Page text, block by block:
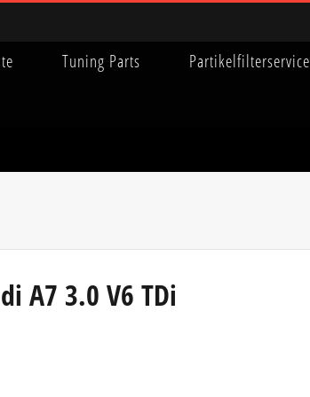
Tuning Parts Partikelfilterservice
A7 3.0 V6 TDi